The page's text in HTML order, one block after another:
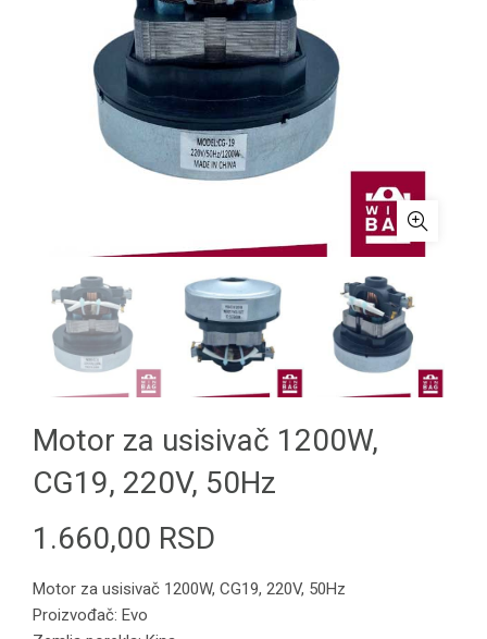
Motor za usisivač 1200W,
CG19, 220V, 50Hz
1.660,00 RSD
Motor za usisivač 1200W, CG19, 220V, 50Hz
Proizvođač: Evo